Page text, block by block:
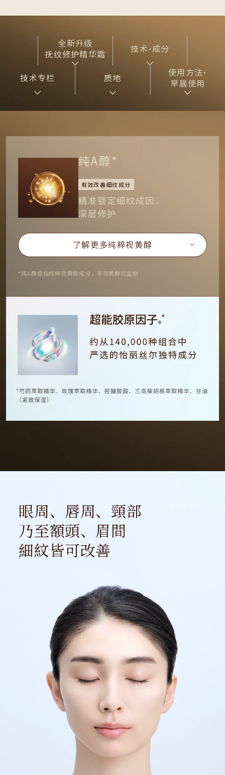
全新升级
抚纹修护精华霜
技术·成分
技术专栏 质地
使用方法·
早晨使用
纯A醇*
有效改善细纹成分
精准锁定细纹成因，
深层修护
了解更多纯粹视黄醇
*纯A醇是指纯粹视黄醇成分，非视黄醇衍生物
眼周、唇周、頸部
乃至額頭、眉間
細紋皆可改善